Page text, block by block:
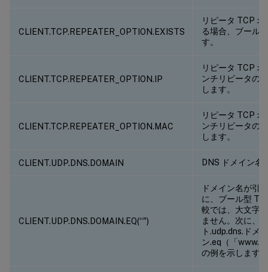
CLIENT.TCP.REPEATER_OPTION.EXISTS
リピータ TCP
る場合、ブール
す。
CLIENT.TCP.REPEATER_OPTION.IP
リピータ TCP
ンチリピータの
します。
CLIENT.TCP.REPEATER_OPTION.MAC
リピータ TCP
ンチリピータの
します。
CLIENT.UDP.DNS.DOMAIN DNS ドメイン名
CLIENT.UDP.DNS.DOMAIN.EQ(“")
ドメイン名が引
に、ブール型
較では、大文字
ません。次に、
ト.udp.dns.ドメイ
ン.eq（「
の例を示します。